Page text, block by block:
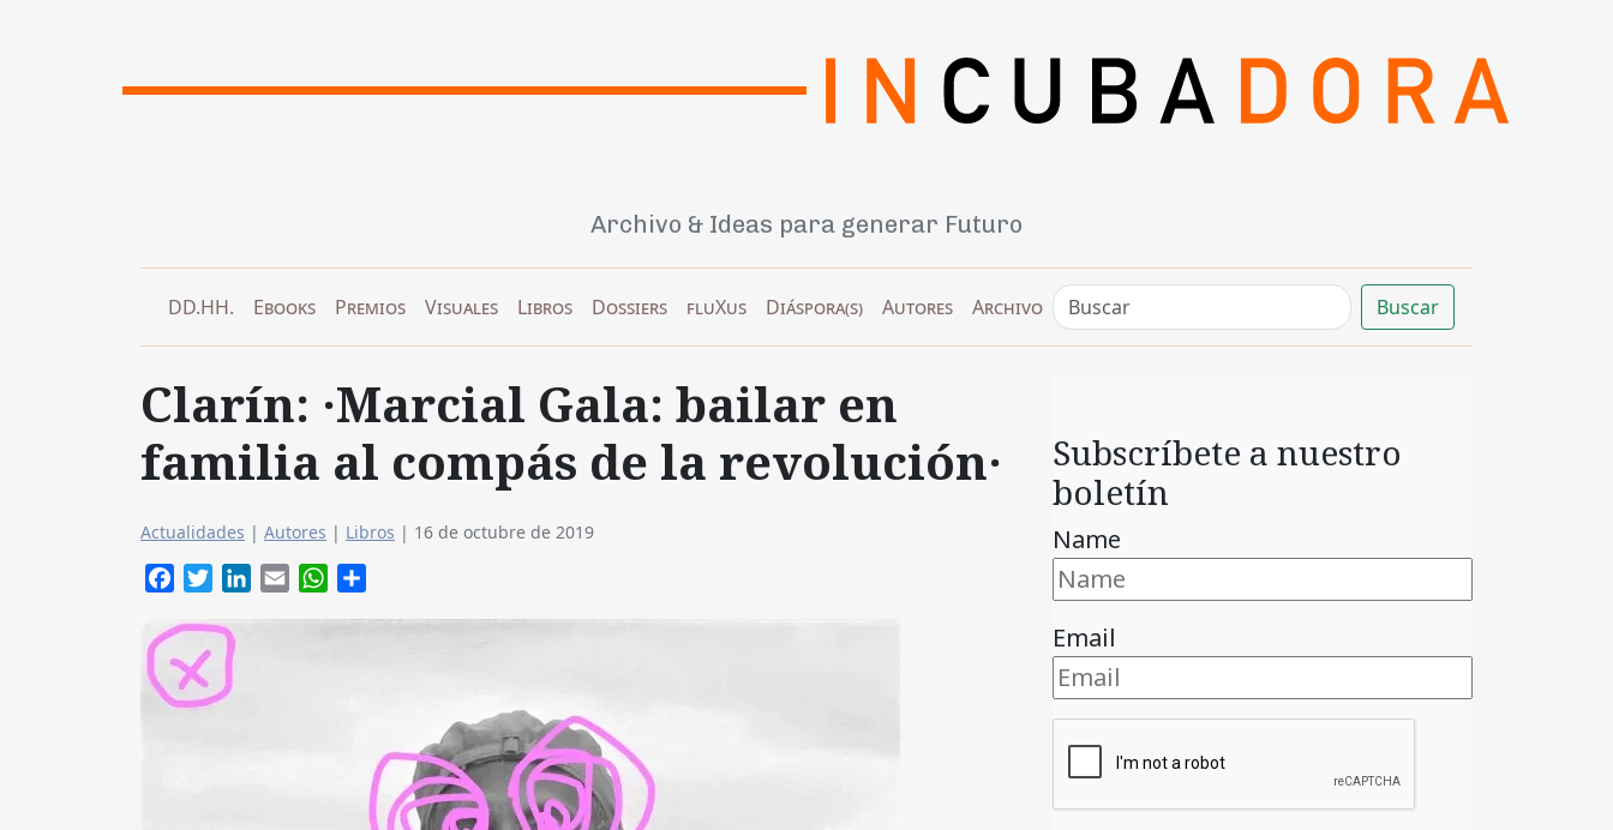
Archivo & Ideas para generar Futuro
DD.HH. Ebooks Premios Visuales Libros Dossiers fluXus Diáspora(s) Autores Archivo Buscar
Clarín: ·Marcial Gala: bailar en
familia al compás de la revolución·
Actualidades | Autores | Libros | 16 de octubre de 2019
FacebookTwitterLinkedIn
Email WhatsApp
Subscríbete a nuestro
boletín
Name
Email